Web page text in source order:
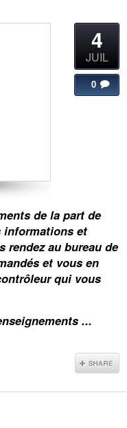
de la part de
informations et
rendez au bureau de
et vous en
qui vous
...
4
JUIL
0